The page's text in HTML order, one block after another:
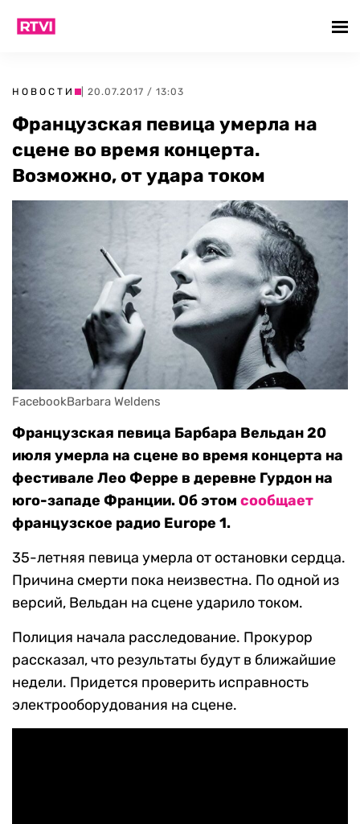
НОВОСТИ | 20.07.2017 / 13:03
Французская певица умерла на
сцене во время концерта.
Возможно, от удара током
FacebookBarbara Weldens
Французская певица Барбара Вельдан 20
июля умерла на сцене во время концерта на
фестивале Лео Ферре в деревне Гурдон на
юго-западе Франции. Об этом сообщает
французское радио Europe 1.
35-летняя певица умерла от остановки сердца.
Причина смерти пока неизвестна. По одной из
версий, Вельдан на сцене ударило током.
Полиция начала расследование. Прокурор
рассказал, что результаты будут в ближайшие
недели. Придется проверить исправность
электрооборудования на сцене.